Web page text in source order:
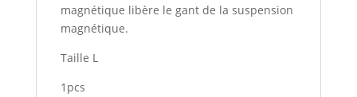
magnétique libère le gant de la suspension
magnétique.
Taille L
1pcs